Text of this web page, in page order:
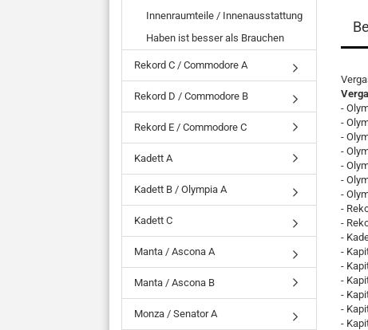
-
-
-
-
-
-
-
-
-
-
-
-
-
-
-
-
Innenraumteile / Innenausstattung
Haben ist besser als Brauchen
Rekord C / Commodore A
Rekord D / Commodore B
Rekord E / Commodore C
Kadett A
Kadett B / Olympia A
Kadett C
Manta / Ascona A
Manta / Ascona B
Monza / Senator A